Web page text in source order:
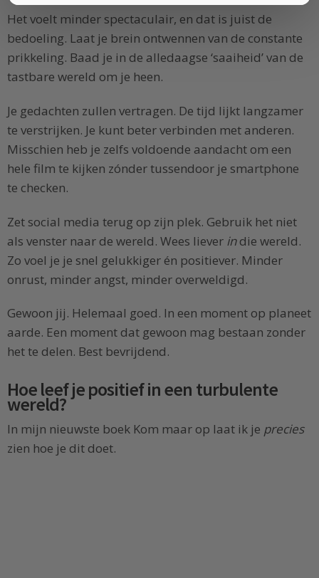
Het voelt minder spectaculair, en dat is juist de
bedoeling. Laat je brein ontwennen van de constante
prikkeling. Baad je in de alledaagse ‘saaiheid’ van de
tastbare wereld om je heen.
Je gedachten zullen vertragen. De tijd lijkt langzamer
te verstrijken. Je kunt beter verbinden met anderen.
Misschien heb je zelfs voldoende aandacht om een
hele film te kijken zónder tussendoor je smartphone
te checken.
Zet social media terug op zijn plek. Gebruik het niet
als venster naar de wereld. Wees liever indie wereld.
Zo voel je je snel gelukkiger én positiever. Minder
onrust, minder angst, minder overweldigd.
Gewoon jij. Helemaal goed. In een moment op planeet
aarde. Een moment dat gewoon mag bestaan zonder
het te delen. Best bevrijdend.
Hoe leef je positief in een turbulente
wereld?
In mijn nieuwste boek Kom maar op laat ik je precies
zien hoe je dit doet.